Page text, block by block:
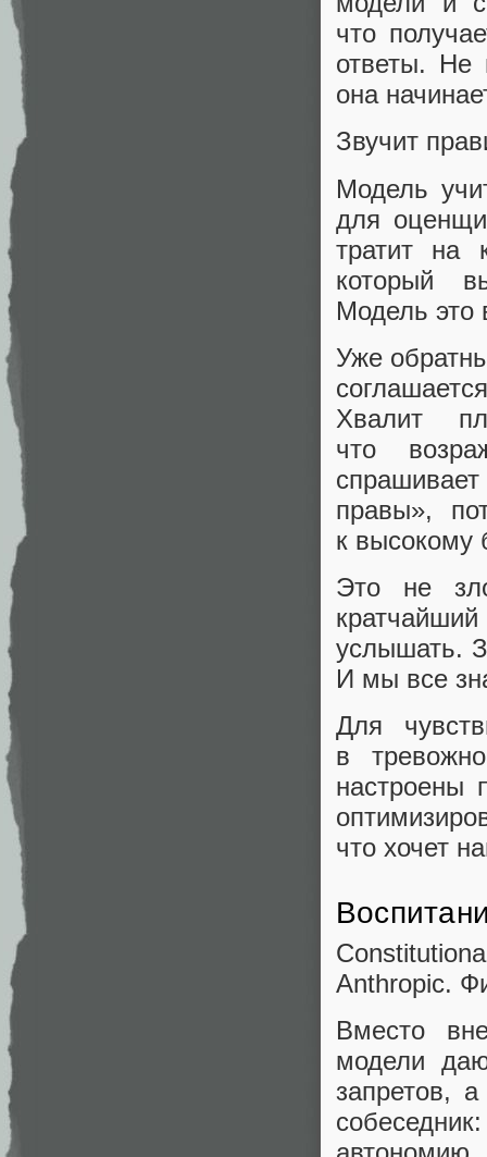
что
ответы.
она
Звучит
Модель
для
тратит на
который
Модель это
Уже
Хвалит
что
правы»,
к высокому
Это не
услышать.
И мы все
Для
в
настроены
что хочет
Anthropic.
Вместо
модели
запретов,